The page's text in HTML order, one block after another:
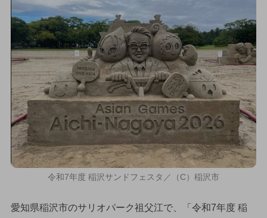
令和7年度 稲沢サンドフェスタ／（C）稲沢市
愛知県稲沢市のサリオパーク祖父江で、「令和7年度 稲